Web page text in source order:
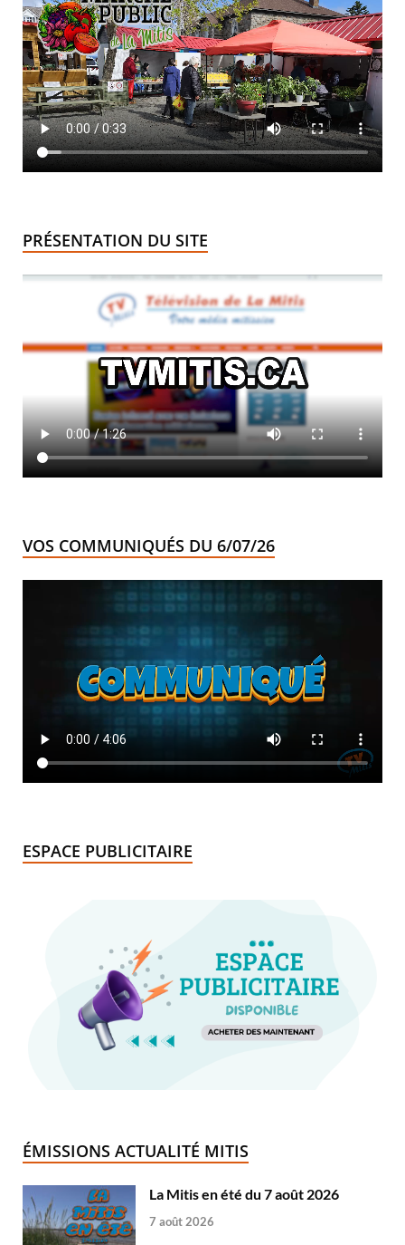
PRÉSENTATION DU SITE
VOS COMMUNIQUÉS DU 6/07/26
ESPACE PUBLICITAIRE
ÉMISSIONS ACTUALITÉ MITIS
La Mitis en été du 7 août 2026
7 août 2026